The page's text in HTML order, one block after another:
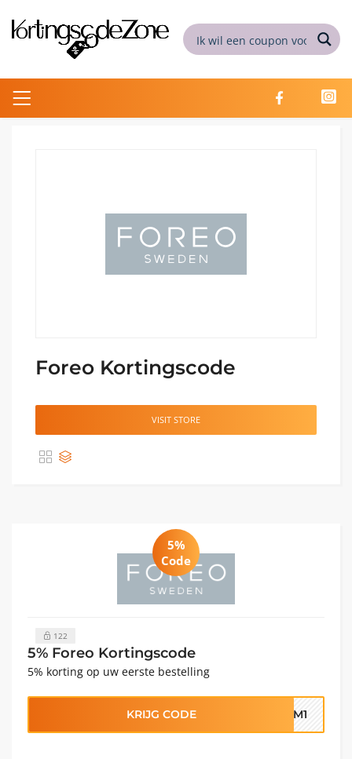
Foreo Kortingscode
VISIT STORE
5%
Code
122
5% Foreo Kortingscode
5% korting op uw eerste bestelling
KRIJG CODE 32M1